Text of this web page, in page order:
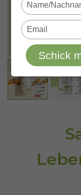
your
name
Type
your
email
Schick